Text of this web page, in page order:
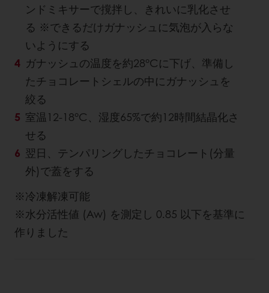
ンドミキサーで撹拌し、きれいに乳化させ
る ※できるだけガナッシュに気泡が入らな
いようにする
ガナッシュの温度を約28°Cに下げ、準備し
たチョコレートシェルの中にガナッシュを
絞る
室温12-18°C、湿度65%で約12時間結晶化さ
せる
翌日、テンパリングしたチョコレート(分量
外)で蓋をする
※冷凍解凍可能
※水分活性値 (Aw) を測定し 0.85 以下を基準に
作りました